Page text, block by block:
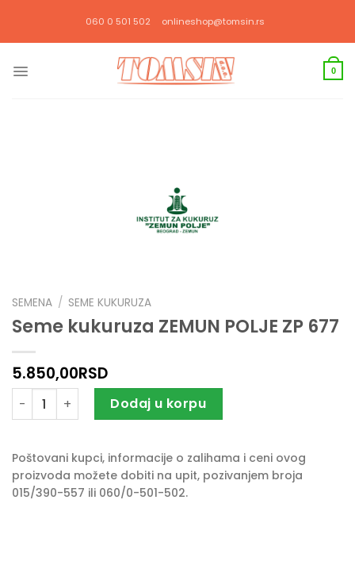
садржај
060 0 501 502 onlineshop@tomsin.rs
0
SEMENA / SEME KUKURUZA
Seme kukuruza ZEMUN POLJE ZP 677
5.850,00RSD
Seme kukuruza ZEMUN POLJE ZP 677 količina
Dodaj u korpu
Poštovani kupci, informacije o zalihama i ceni ovog
proizvoda možete dobiti na upit, pozivanjem broja
015/390-557 ili 060/0-501-502.